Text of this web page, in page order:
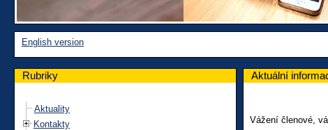
English version
Rubriky
Aktuality
Kontakty
Aktuální
Vážení členové,